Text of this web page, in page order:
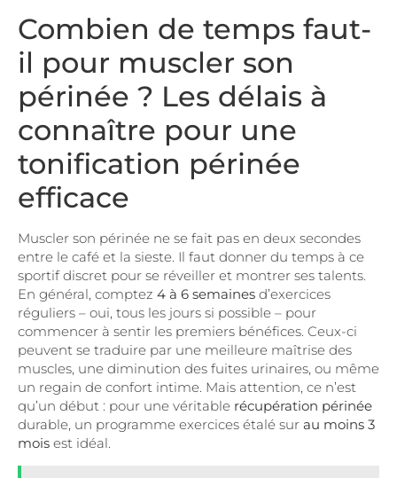
Combien de temps faut-
il pour muscler son
périnée ? Les délais à
connaître pour une
tonification périnée
efficace
Muscler son périnée ne se fait pas en deux secondes
entre le café et la sieste. Il faut donner du temps à ce
sportif discret pour se réveiller et montrer ses talents.
En général, comptez 4 à 6 semaines d’exercices
réguliers – oui, tous les jours si possible – pour
commencer à sentir les premiers bénéfices. Ceux-ci
peuvent se traduire par une meilleure maîtrise des
muscles, une diminution des fuites urinaires, ou même
un regain de confort intime. Mais attention, ce n’est
qu’un début : pour une véritable récupération périnée
durable, un programme exercices étalé sur au moins 3
mois est idéal.